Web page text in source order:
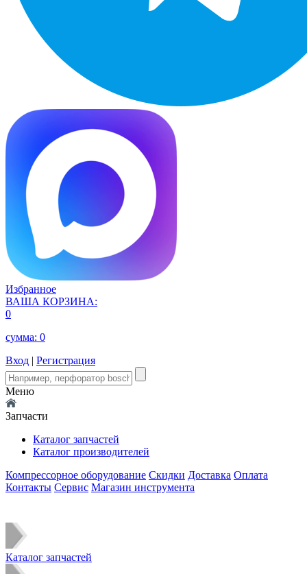
Избранное
ВАША КОРЗИНА:
0
сумма: 0
Вход | Регистрация
Меню
Запчасти
Каталог запчастей
Каталог производителей
Компрессорное оборудование Скидки Доставка Оплата
Контакты Сервис Магазин инструмента
Каталог запчастей